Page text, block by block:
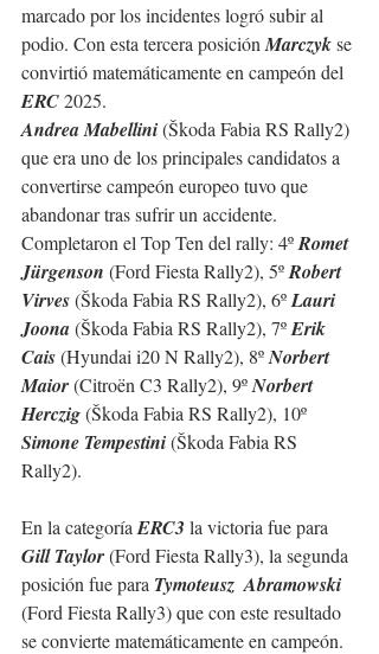
marcado por los incidentes logró subir al
podio. Con esta tercera posición Marczyk se
convirtió matemáticamente en campeón del
ERC 2025.
Andrea Mabellini (Škoda Fabia RS Rally2)
que era uno de los principales candidatos a
convertirse campeón europeo tuvo que
abandonar tras sufrir un accidente.
Completaron el Top Ten del rally: 4º Romet
Jürgenson (Ford Fiesta Rally2), 5º Robert
Virves (Škoda Fabia RS Rally2), 6º Lauri
Joona (Škoda Fabia RS Rally2), 7º Erik
Cais (Hyundai i20 N Rally2), 8º Norbert
Maior (Citroën C3 Rally2), 9º Norbert
Herczig(Škoda Fabia RS Rally2), 10º
Simone Tempestini (Škoda Fabia RS
Rally2).
En la categoría ERC3 la victoria fue para
Gill Taylor (Ford Fiesta Rally3), la segunda
posición fue para Tymoteusz  Abramowski
(Ford Fiesta Rally3) que con este resultado
se convierte matemáticamente en campeón.